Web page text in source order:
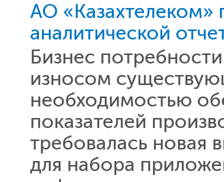
АО
аналитической
Бизнес
износом
необходимостью
показателей
требовалась новая
для набора